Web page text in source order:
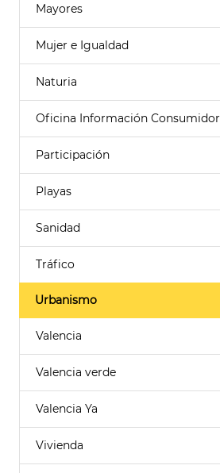
Mayores
Mujer e Igualdad
Naturia
Oficina Información Consumidor
Participación
Playas
Sanidad
Tráfico
Urbanismo
Valencia
Valencia verde
Valencia Ya
Vivienda